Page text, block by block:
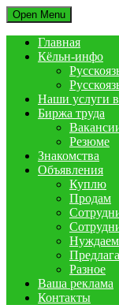
Open Menu
Главная
Кёльн-инфо
Наши услуги
Биржа труда
Резюме
Знакомства
Объявления
Куплю
Продам
Разное
Ваша реклама
Контакты